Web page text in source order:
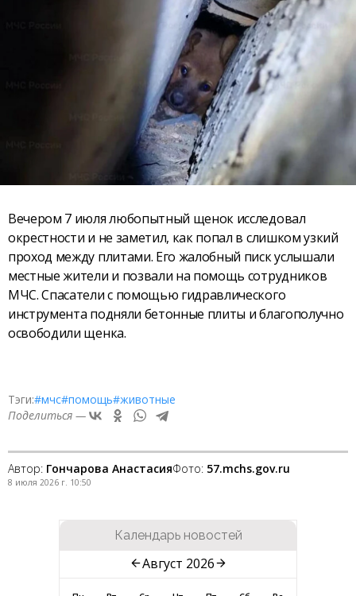
Вечером 7 июля любопытный щенок исследовал
окрестности и не заметил, как попал в слишком узкий
проход между плитами. Его жалобный писк услышали
местные жители и позвали на помощь сотрудников
МЧС. Спасатели с помощью гидравлического
инструмента подняли бетонные плиты и благополучно
освободили щенка.
Тэги:#мчс#помощь#животные
Поделиться —
Автор: Гончарова АнастасияФото: 57.mchs.gov.ru
8 июля 2026 г. 10:50
Календарь новостей
Август 2026